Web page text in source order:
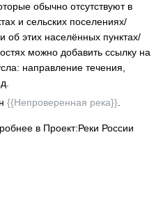
обычно отсутствуют в
и сельских поселениях/
об этих населённых пунктах/
можно добавить ссылку на
направление течения,
{{Непроверенная река}}
в Проект:Реки России